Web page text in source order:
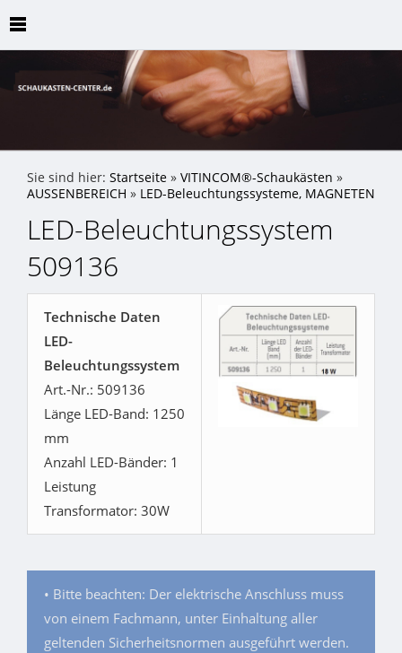
Sie sind hier: Startseite » VITINCOM®-Schaukästen »
AUSSENBEREICH » LED-Beleuchtungssysteme, MAGNETEN
LED-Beleuchtungssystem
509136
Technische Daten
LED-
Beleuchtungssystem
Art.-Nr.: 509136
Länge LED-Band: 1250
mm
Anzahl LED-Bänder: 1
Leistung
Transformator: 30W
• Bitte beachten: Der elektrische Anschluss muss
von einem Fachmann, unter Einhaltung aller
geltenden Sicherheitsnormen ausgeführt werden.